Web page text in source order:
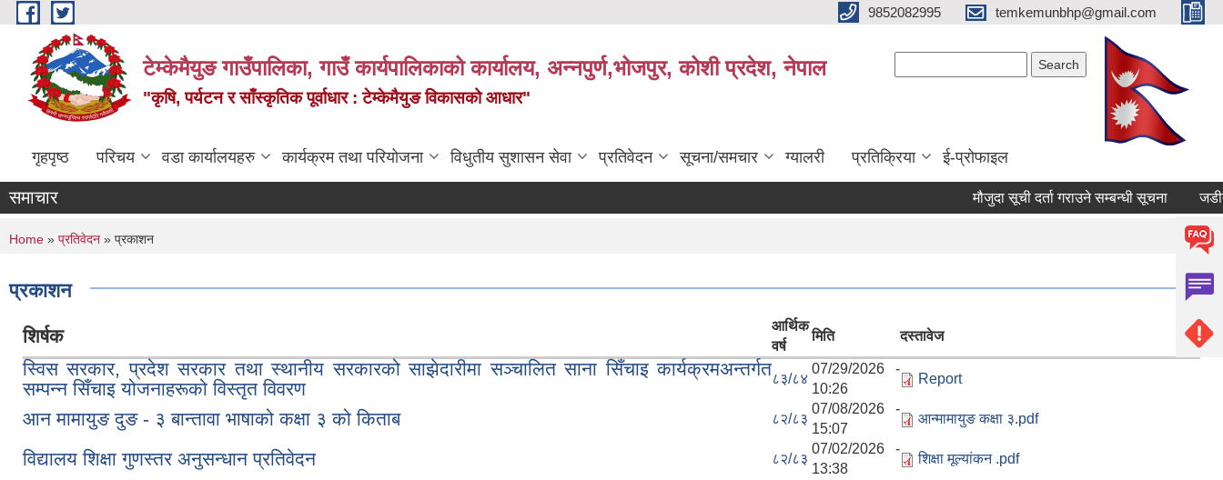
Skip to main content 9852082995 temkemunbhp@gmail.com
टेम्केमैयुङ गाउँपालिका, गाउँ कार्यपालिकाको कार्यालय, अन्नपुर्ण,भोजपुर, कोशी प्रदेश, नेपाल
"कृषि, पर्यटन र साँस्कृतिक पूर्वाधार : टेम्केमैयुङ विकासको आधार"
गृहपृष्ठ परिचय वडा कार्यालयहरु कार्यक्रम तथा परियोजना विधुतीय सुशासन सेवा प्रतिवेदन सूचना/समचार ग्यालरी प्रतिक्रिया ई-प्रोफाइल
समाचार मौजुदा सूची दर्ता गराउने सम्बन्धी सूचना
You are here
Home » प्रतिवेदन » प्रकाशन
प्रकाशन
शिर्षक
आर्थिक
वर्ष
मिति दस्तावेज
स्विस सरकार, प्रदेश सरकार तथा स्थानीय सरकारको साझेदारीमा सञ्चालित साना सिँचाइ कार्यक्रमअन्तर्गत
सम्पन्न सिँचाइ योजनाहरूको विस्तृत विवरण
८३/८४
07/29/2026 -
10:26
Report
आन मामायुङ दुङ - ३ बान्तावा भाषाको कक्षा ३ को किताब ८२/८३
07/08/2026 -
15:07
आन्मामायुङ कक्षा ३.pdf
विद्यालय शिक्षा गुणस्तर अनुसन्धान प्रतिवेदन ८२/८३
07/02/2026 -
13:38
शिक्षा मूल्यांकन .pdf